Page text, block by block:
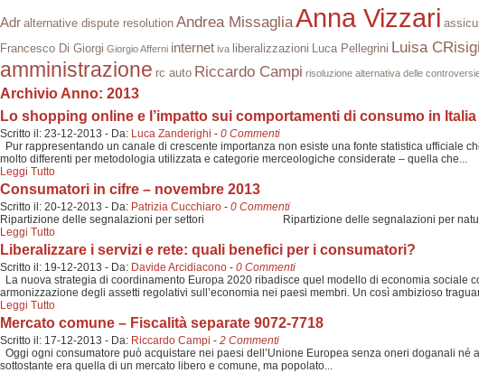
Adr alternative dispute resolution Andrea MissagliaAnna Vizzari
Francesco Di Giorgi Giorgio Afferni internet iva liberalizzazioni Luca Pellegrini Luisa
amministrazione rc auto Riccardo Campi risoluzione alternativa delle
Archivio Anno: 2013
Lo shopping online e l’impatto sui comportamenti di consumo in Italia
Scritto il: 23-12-2013 - Da: Luca Zanderighi - 0 Commenti
Pur rappresentando un canale di crescente importanza non esiste una fonte statistica ufficiale
molto differenti per metodologia utilizzata e categorie merceologiche considerate – quella che...
Leggi Tutto
Consumatori in cifre – novembre 2013
Scritto il: 20-12-2013 - Da: Patrizia Cucchiaro - 0 Commenti
Ripartizione delle segnalazioni per settori Ripartizione delle segnalazioni per
Leggi Tutto
Liberalizzare i servizi e rete: quali benefici per i consumatori?
Scritto il: 19-12-2013 - Da: Davide Arcidiacono - 0 Commenti
La nuova strategia di coordinamento Europa 2020 ribadisce quel modello di economia sociale
armonizzazione degli assetti regolativi sull’economia nei paesi membri. Un così ambizioso
Leggi Tutto
Mercato comune – Fiscalità separate 9072-7718
Scritto il: 17-12-2013 - Da: Riccardo Campi - 2 Commenti
Oggi ogni consumatore può acquistare nei paesi dell’Unione Europea senza oneri doganali
sottostante era quella di un mercato libero e comune, ma popolato...